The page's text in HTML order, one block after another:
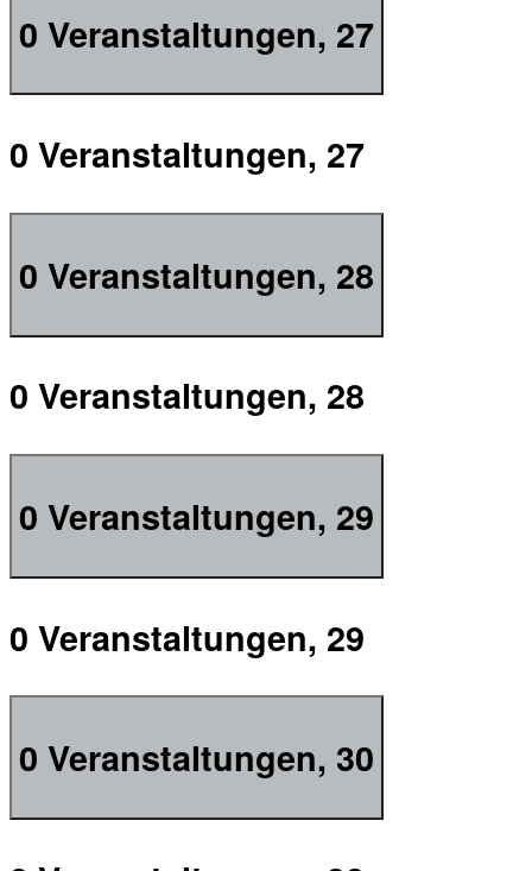
0 Veranstaltungen, 27
0 Veranstaltungen, 27
0 Veranstaltungen, 28
0 Veranstaltungen, 28
0 Veranstaltungen, 29
0 Veranstaltungen, 29
0 Veranstaltungen, 30